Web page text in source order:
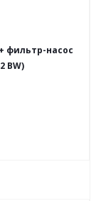
фильтр-насос
BW)